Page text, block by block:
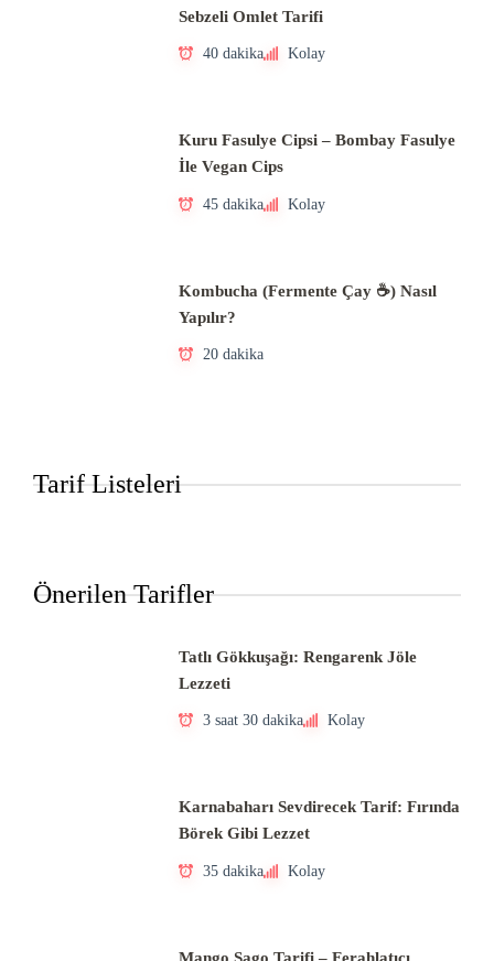
Sebzeli Omlet Tarifi
40 dakika Kolay
Kuru Fasulye Cipsi – Bombay Fasulye
İle Vegan Cips
45 dakika Kolay
Kombucha (Fermente Çay ☕) Nasıl
Yapılır?
20 dakika
Tarif Listeleri
Önerilen Tarifler
Tatlı Gökkuşağı: Rengarenk Jöle
Lezzeti
3 saat 30 dakika Kolay
Karnabaharı Sevdirecek Tarif: Fırında
Börek Gibi Lezzet
35 dakika Kolay
Mango Sago Tarifi – Ferahlatıcı